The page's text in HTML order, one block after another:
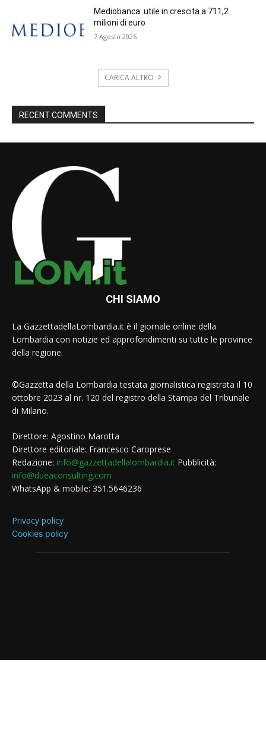
Mediobanca: utile in crescita a 711,2
milioni di euro
7 Agosto 2026
CARICA ALTRO
RECENT COMMENTS
CHI SIAMO
La GazzettadellaLombardia.it è il giornale online della
Lombardia con notizie ed approfondimenti su tutte le province
della regione.
©Gazzetta della Lombardia testata giornalistica registrata il 10
ottobre 2023 al nr. 120 del registro della Stampa del Tribunale
di Milano.
Direttore: Agostino Marotta
Direttore editoriale: Francesco Caroprese
Redazione: info@gazzettadellalombardia.it Pubblicità:
info@dueaconsulting.com
WhatsApp & mobile: 351.5646236
Privacy policy
Cookies policy